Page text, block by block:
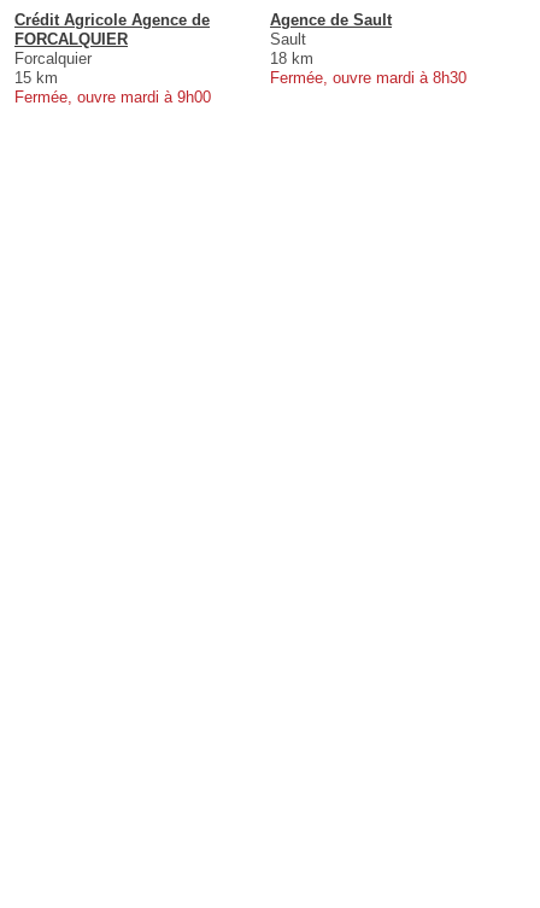
Crédit Agricole Agence de
FORCALQUIER
Forcalquier
15 km
Fermée, ouvre mardi à 9h00
Agence de Sault
Sault
18 km
Fermée, ouvre mardi à 8h30